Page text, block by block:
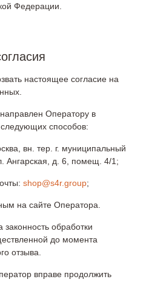
Федерации.
настоящее согласие на
Оператору в
способов:
вн. тер. г. муниципальный
Ангарская, д. 6, помещ. 4/1;
shop@s4r.group;
на сайте Оператора.
обработки
до момента
отзыва.
вправе продолжить